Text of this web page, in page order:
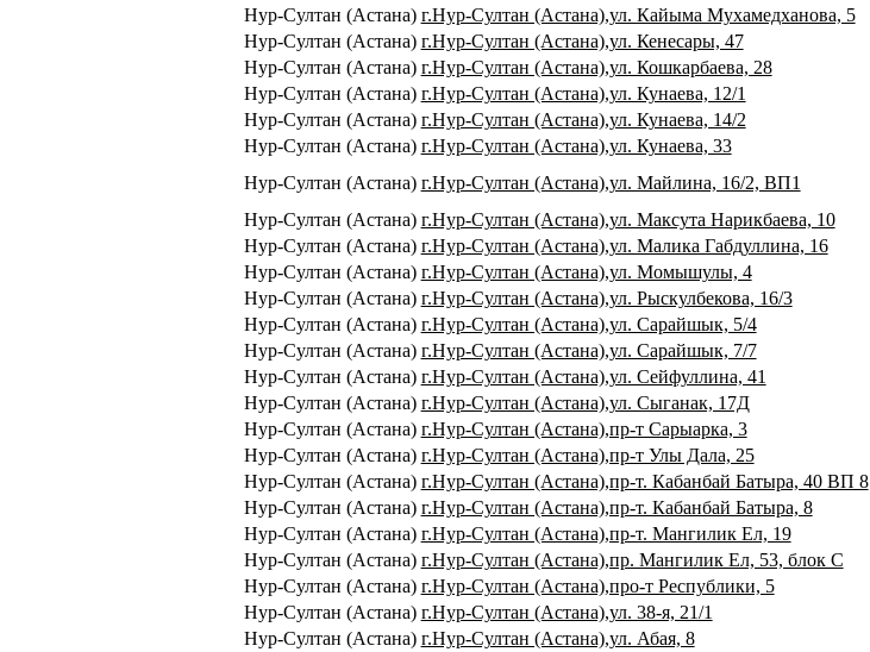
Нур-Султан (Астана) г.Нур-Султан (Астана),ул. Кайыма Мухамедханова, 5
Нур-Султан (Астана) г.Нур-Султан (Астана),ул. Кенесары, 47
Нур-Султан (Астана) г.Нур-Султан (Астана),ул. Кошкарбаева, 28
Нур-Султан (Астана) г.Нур-Султан (Астана),ул. Кунаева, 12/1
Нур-Султан (Астана) г.Нур-Султан (Астана),ул. Кунаева, 14/2
Нур-Султан (Астана) г.Нур-Султан (Астана),ул. Кунаева, 33
Нур-Султан (Астана) г.Нур-Султан (Астана),ул. Майлина, 16/2, ВП1
Нур-Султан (Астана) г.Нур-Султан (Астана),ул. Максута Нарикбаева, 10
Нур-Султан (Астана) г.Нур-Султан (Астана),ул. Малика Габдуллина, 16
Нур-Султан (Астана) г.Нур-Султан (Астана),ул. Момышулы, 4
Нур-Султан (Астана) г.Нур-Султан (Астана),ул. Рыскулбекова, 16/3
Нур-Султан (Астана) г.Нур-Султан (Астана),ул. Сарайшык, 5/4
Нур-Султан (Астана) г.Нур-Султан (Астана),ул. Сарайшык, 7/7
Нур-Султан (Астана) г.Нур-Султан (Астана),ул. Сейфуллина, 41
Нур-Султан (Астана) г.Нур-Султан (Астана),ул. Сыганак, 17Д
Нур-Султан (Астана) г.Нур-Султан (Астана),пр-т Сарыарка, 3
Нур-Султан (Астана) г.Нур-Султан (Астана),пр-т Улы Дала, 25
Нур-Султан (Астана) г.Нур-Султан (Астана),пр-т. Кабанбай Батыра, 40 ВП 8
Нур-Султан (Астана) г.Нур-Султан (Астана),пр-т. Кабанбай Батыра, 8
Нур-Султан (Астана) г.Нур-Султан (Астана),пр-т. Мангилик Ел, 19
Нур-Султан (Астана) г.Нур-Султан (Астана),пр. Мангилик Ел, 53, блок С
Нур-Султан (Астана) г.Нур-Султан (Астана),про-т Республики, 5
Нур-Султан (Астана) г.Нур-Султан (Астана),ул. 38-я, 21/1
Нур-Султан (Астана) г.Нур-Султан (Астана),ул. Абая, 8